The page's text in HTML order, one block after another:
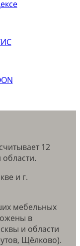
12
и г.
мебельных
в
и области
Щёлково).